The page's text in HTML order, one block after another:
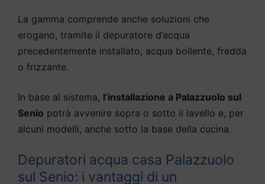
La gamma comprende anche soluzioni che
erogano, tramite il depuratore d’acqua
precedentemente installato, acqua bollente, fredda
o frizzante.
In base al sistema, l’installazione a Palazzuolo sul
Senio potrà avvenire sopra o sotto il lavello e, per
alcuni modelli, anche sotto la base della cucina.
Depuratori acqua casa Palazzuolo
sul Senio: i vantaggi di un